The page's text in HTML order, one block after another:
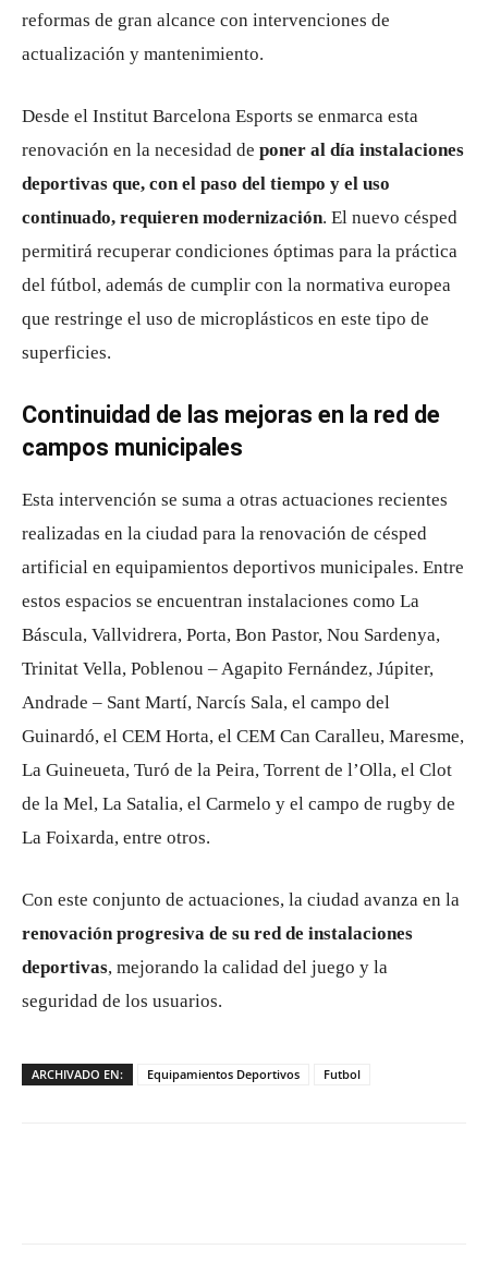
reformas de gran alcance con intervenciones de
actualización y mantenimiento.
Desde el Institut Barcelona Esports se enmarca esta
renovación en la necesidad de poner al día instalaciones
deportivas que, con el paso del tiempo y el uso
continuado, requieren modernización. El nuevo césped
permitirá recuperar condiciones óptimas para la práctica
del fútbol, además de cumplir con la normativa europea
que restringe el uso de microplásticos en este tipo de
superficies.
Continuidad de las mejoras en la red de
campos municipales
Esta intervención se suma a otras actuaciones recientes
realizadas en la ciudad para la renovación de césped
artificial en equipamientos deportivos municipales. Entre
estos espacios se encuentran instalaciones como La
Báscula, Vallvidrera, Porta, Bon Pastor, Nou Sardenya,
Trinitat Vella, Poblenou – Agapito Fernández, Júpiter,
Andrade – Sant Martí, Narcís Sala, el campo del
Guinardó, el CEM Horta, el CEM Can Caralleu, Maresme,
La Guineueta, Turó de la Peira, Torrent de l’Olla, el Clot
de la Mel, La Satalia, el Carmelo y el campo de rugby de
La Foixarda, entre otros.
Con este conjunto de actuaciones, la ciudad avanza en la
renovación progresiva de su red de instalaciones
deportivas, mejorando la calidad del juego y la
seguridad de los usuarios.
ARCHIVADO EN: Equipamientos Deportivos Futbol